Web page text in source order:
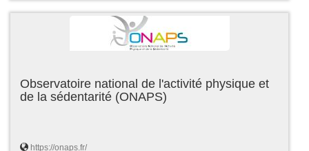
Observatoire national de l'activité physique et
de la sédentarité (ONAPS)
https://onaps.fr/